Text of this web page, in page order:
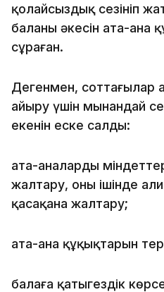
қолайсыздық сезініп
баланың әкесін ата-ана
сұраған.
Дегенмен, соттағылар
айыру үшін мынандай
екенін еске салды:
ата-аналардың
жалтару, оның ішінде
қасақана жалтару;
ата-ана құқықтарын
балаға қатыгездік